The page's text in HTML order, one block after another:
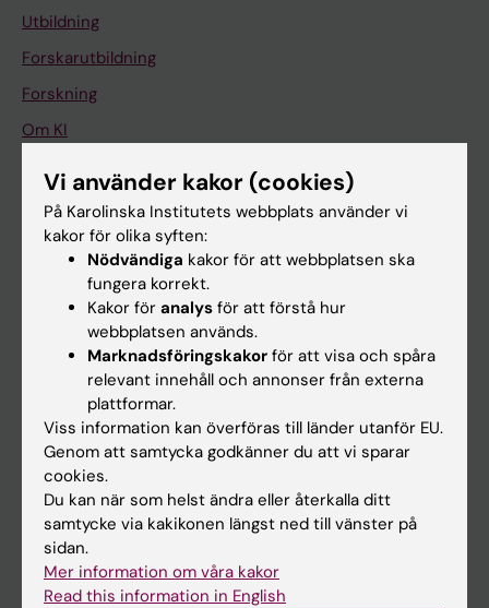
Utbildning
Forskarutbildning
Forskning
Om KI
På gång
Nyheter
Kalender
Schema
Studentmejlen
Kurs- och programwebbar
Student på KI
Vi använder kakor (cookies)
På Karolinska Institutets webbplats använder vi
kakor för olika syften:
Nödvändiga kakor för att webbplatsen ska
fungera korrekt.
Kakor för analys för att förstå hur
webbplatsen används.
Marknadsföringskakor för att visa och spåra
relevant innehåll och annonser från externa
plattformar.
Viss information kan överföras till länder utanför EU.
Genom att samtycka godkänner du att vi sparar
cookies.
Du kan när som helst ändra eller återkalla ditt
samtycke via kakikonen längst ned till vänster på
sidan.
Mer information om våra kakor
Read this information in English